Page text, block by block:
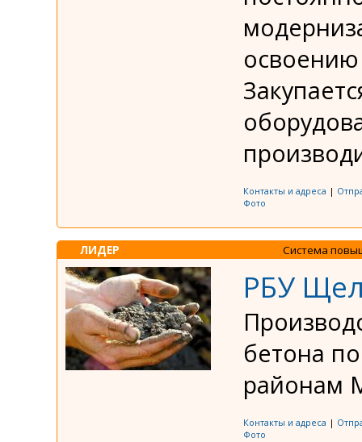
Контакты и адреса |
Фото
ЛИДЕР Система
РБУ
бетона
районам
Контакты и адреса |
Фото